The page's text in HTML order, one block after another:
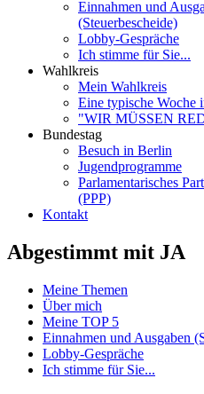
Einnahmen und
(Steuerbescheide)
Lobby-Gespräche
Ich stimme für Sie...
Wahlkreis
Mein Wahlkreis
Eine typische Woche
"WIR MÜSSEN
Bundestag
Besuch in Berlin
Jugendprogramme
Parlamentarisches
(PPP)
Kontakt
Abgestimmt mit JA
Meine Themen
Über mich
Meine TOP 5
Einnahmen und Ausgaben
Lobby-Gespräche
Ich stimme für Sie...